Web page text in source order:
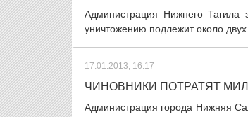
Администрация Нижнего Тагила
уничтожению подлежит около двух
17.01.2013, 16:17
ЧИНОВНИКИ ПОТРАТЯТ
Администрация города Нижняя